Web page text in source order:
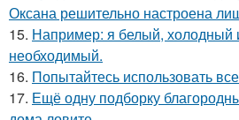
Оксана решительно настроена
15. Например: я белый, холодный
необходимый.
16. Попытайтесь использовать
17. Ещё одну подборку